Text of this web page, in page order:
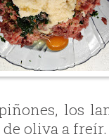
los
oliva a freír.